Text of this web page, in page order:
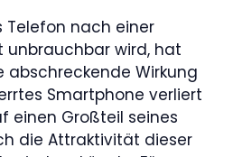
Telefon nach einer
unbrauchbar wird, hat
abschreckende Wirkung
Smartphone verliert
einen Großteil seines
die Attraktivität dieser